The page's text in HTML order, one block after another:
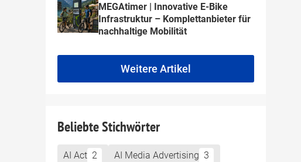
MEGAtimer | Innovative E-Bike
Infrastruktur – Komplettanbieter für
nachhaltige Mobilität
Weitere Artikel
Beliebte Stichwörter
AI Act 2 AI Media Advertising 3